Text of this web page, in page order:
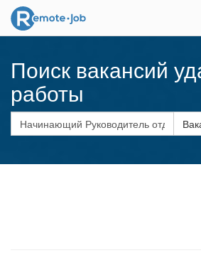
Поиск вакансий
работы